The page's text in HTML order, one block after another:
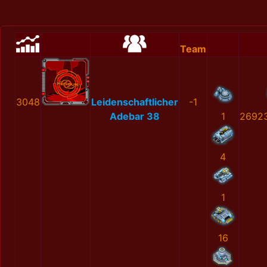
Team
3048
Leidenschaftlicher
Adebar 38
-1
1
4
1
16